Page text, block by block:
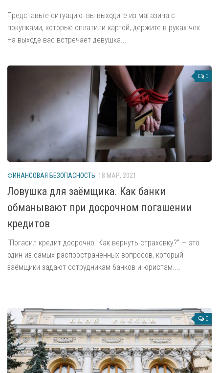
Объектовое абонентское оборудование
РСПИ «Планар»
Оборудование для пожарной сигнализации
Видеокамеры
Видеорегистраторы
Системы мини-АТС
Станции мини-АТС
Системные телефоны
Системы управления доступом
Домофоны
Замки, доводчики
Фотогалерея
Центральный пульт
Автопарк
Медосмотр перед заступлением на дежурство
Боевая подготовка
Новости
Представьте ситуацию: вы выходите из магазина с
покупками, которые оплатили картой, держите в руках чек.
На выходе вас встречает девушка...
0
ФИНАНСОВАЯ БЕЗОПАСНОСТЬ 18 МАР, 2021
Ловушка для заёмщика. Как банки
обманывают при досрочном погашении
кредитов
“Погасил кредит досрочно. Как вернуть страховку?” — это
один из самых распространённых вопросов, который
заёмщики задают сотрудникам банков и юристам....
0